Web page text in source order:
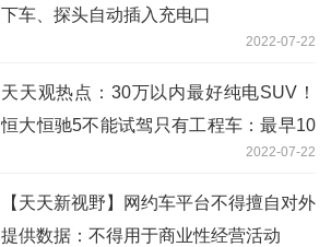
下车、探头自动插入充电口
2022-07-22
天天观热点：30万以内最好纯电SUV！
恒大恒驰5不能试驾只有工程车：最早10
2022-07-22
【天天新视野】网约车平台不得擅自对外
提供数据：不得用于商业性经营活动